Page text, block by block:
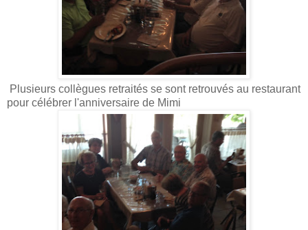
Plusieurs collègues retraités se sont retrouvés au restaurant
pour célébrer l'anniversaire de Mimi